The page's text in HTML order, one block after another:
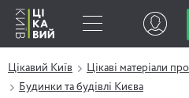
Цікавий Київ Цікаві матеріали
Будинки та будівлі Києва